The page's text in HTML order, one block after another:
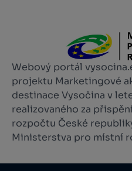
Webový portál
projektu Marketingové
destinace Vysočina v
realizovaného za
rozpočtu České
Ministerstva pro místní